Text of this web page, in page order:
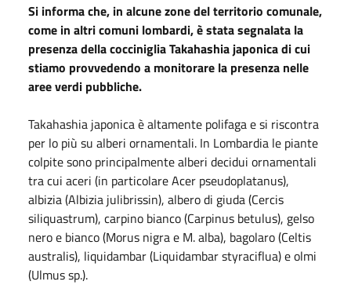
Si informa che, in alcune zone del territorio comunale,
come in altri comuni lombardi, è stata segnalata la
presenza della cocciniglia Takahashia japonica di cui
stiamo provvedendo a monitorare la presenza nelle
aree verdi pubbliche.
Takahashia japonica è altamente polifaga e si riscontra
per lo più su alberi ornamentali. In Lombardia le piante
colpite sono principalmente alberi decidui ornamentali
tra cui aceri (in particolare Acer pseudoplatanus),
albizia (Albizia julibrissin), albero di giuda (Cercis
siliquastrum), carpino bianco (Carpinus betulus), gelso
nero e bianco (Morus nigra e M. alba), bagolaro (Celtis
australis), liquidambar (Liquidambar styraciflua) e olmi
(Ulmus sp.).